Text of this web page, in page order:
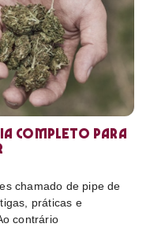
completo para
chamado de pipe de
práticas e
contrário